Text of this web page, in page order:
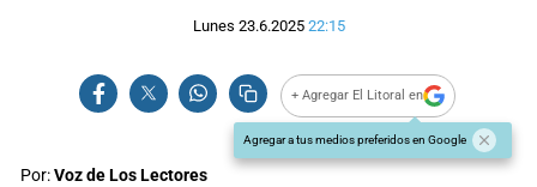
Lunes 23.6.2025 22:15
+ Agregar El Litoral en
Agregar a tus medios preferidos en Google
Por:Voz de Los Lectores